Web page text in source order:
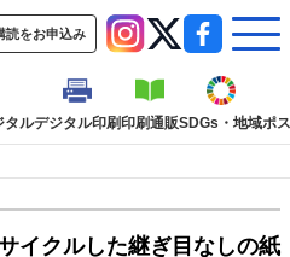
読をお申込み
タルデジタル印刷印刷通販SDGs・地域ポ
イクルした継ぎ目なしの紙